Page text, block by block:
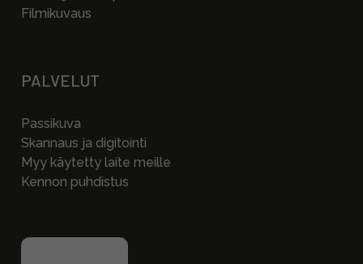
Filmikuvaus
PALVELUT
Passikuva
Skannaus ja digitointi
Myy käytetty laite meille
Kennon puhdistus